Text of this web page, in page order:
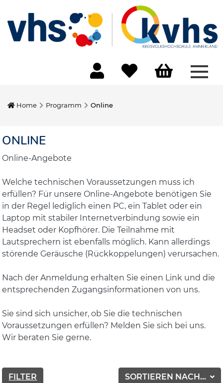
Home Programm Online
ONLINE
Online-Angebote
Welche technischen Voraussetzungen muss ich
erfüllen? Für unsere Online-Angebote benötigen Sie
in der Regel lediglich einen PC, ein Tablet oder ein
Laptop mit stabiler Internetverbindung sowie ein
Headset oder Kopfhörer. Die Teilnahme mit
Lautsprechern ist ebenfalls möglich. Kann allerdings
störende Geräusche (Rückkoppelungen) verursachen.
Nach der Anmeldung erhalten Sie einen Link und die
entsprechenden Zugangsinformationen von uns.
Sie sind sich unsicher, ob Sie die technischen
Voraussetzungen erfüllen? Melden Sie sich bei uns.
Wir beraten Sie gerne.
SORTIEREN NACH...
FILTER